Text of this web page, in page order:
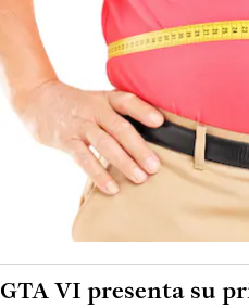
GTA VI presenta su